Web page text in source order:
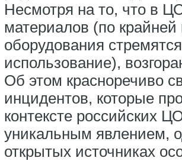
Несмотря на то, что в
материалов (по
оборудования
использование),
Об этом красноречиво
инцидентов, которые
контексте российских
уникальным явлением,
открытых источниках